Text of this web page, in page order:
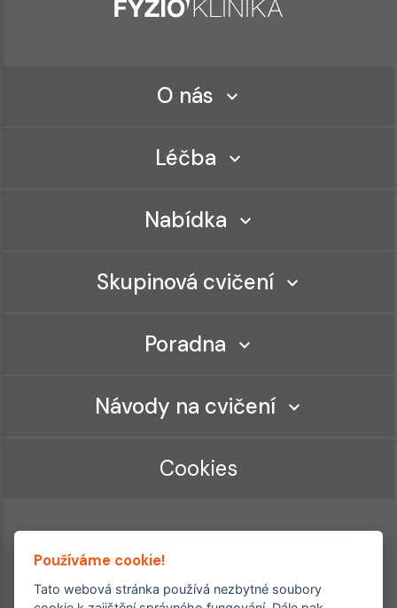
O nás
Léčba
Nabídka
Skupinová cvičení
Poradna
Návody na cvičení
Cookies
Používáme cookie!
Tato webová stránka používá nezbytné soubory